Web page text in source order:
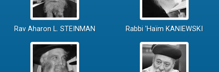
Rav Aharon L. STEINMAN Rabbi 'Haïm KANIEWSKI